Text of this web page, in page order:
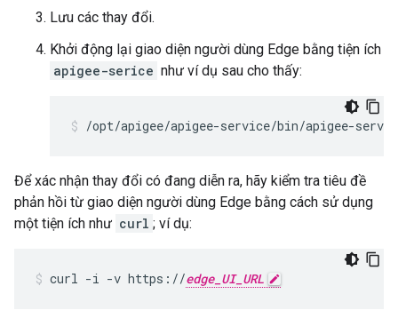
Lưu các thay đổi.
Khởi động lại giao diện người dùng Edge bằng tiện ích
apigee-serice như ví dụ sau cho thấy:
/opt/apigee/apigee-service/bin/apigee-
Để xác nhận thay đổi có đang diễn ra, hãy kiểm tra tiêu đề
phản hồi từ giao diện người dùng Edge bằng cách sử dụng
một tiện ích như curl ; ví dụ:
curl -i -v https://edge_UI_URL